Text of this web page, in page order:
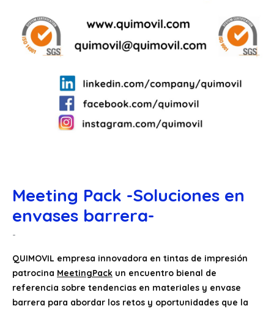
Meeting Pack -Soluciones en
envases barrera-
QUIMOVIL empresa innovadora en tintas de impresión
patrocina MeetingPack un encuentro bienal de
referencia sobre tendencias en materiales y envase
barrera para abordar los retos y oportunidades que la